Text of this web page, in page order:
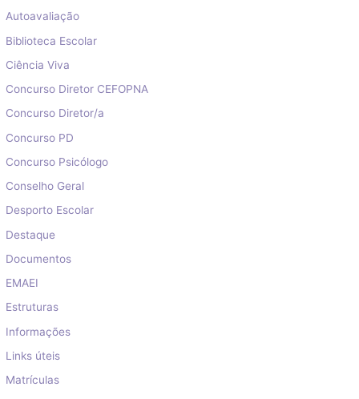
Autoavaliação
Biblioteca Escolar
Ciência Viva
Concurso Diretor CEFOPNA
Concurso Diretor/a
Concurso PD
Concurso Psicólogo
Conselho Geral
Desporto Escolar
Destaque
Documentos
EMAEI
Estruturas
Informações
Links úteis
Matrículas